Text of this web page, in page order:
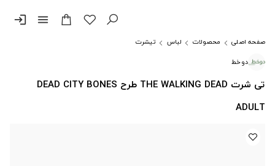
menu
login
صفحه اصلی محصولات لباس
تیشرت
دوخط
تی شرت THE WALKING DEAD طرح DEAD CITY BONES
ADULT